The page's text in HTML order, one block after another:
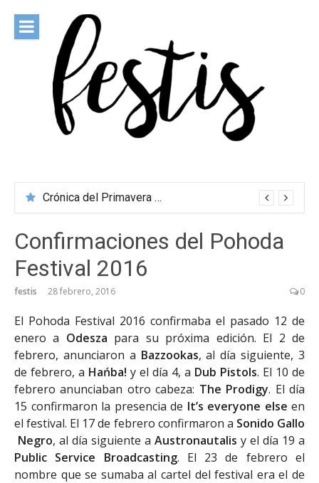
contenido
Crónica del Primavera Sound Porto 2026
Confirmaciones del Pohoda
Festival 2016
festis 28 febrero, 2016 0
El Pohoda Festival 2016 confirmaba el pasado 12 de
enero a Odesza para su próxima edición. El 2 de
febrero, anunciaron a Bazzookas, al día siguiente, 3
de febrero, a Hańba! y el día 4, a Dub Pistols. El 10 de
febrero anunciaban otro cabeza: The Prodigy. El día
15 confirmaron la presencia de It’s everyone else en
el festival. El 17 de febrero confirmaron a Sonido Gallo
Negro, al día siguiente a Austronautalis y el día 19 a
Public Service Broadcasting. El 23 de febrero el
nombre que se sumaba al cartel del festival era el de